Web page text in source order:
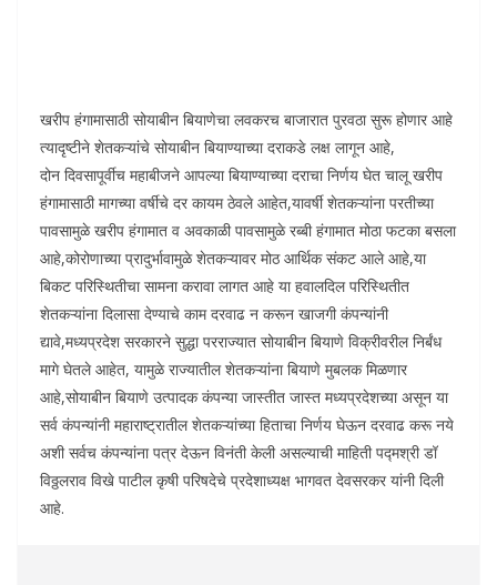
खरीप हंगामासाठी सोयाबीन बियाणेचा लवकरच बाजारात पुरवठा सुरू होणार आहे
त्यादृष्टीने शेतकऱ्यांचे सोयाबीन बियाण्याच्या दराकडे लक्ष लागून आहे,
दोन दिवसापूर्वीच महाबीजने आपल्या बियाण्याच्या दराचा निर्णय घेत चालू खरीप
हंगामासाठी मागच्या वर्षीचे दर कायम ठेवले आहेत,यावर्षी शेतकऱ्यांना परतीच्या
पावसामुळे खरीप हंगामात व अवकाळी पावसामुळे रब्बी हंगामात मोठा फटका बसला
आहे,कोरोणाच्या प्रादुर्भावामुळे शेतकऱ्यावर मोठ आर्थिक संकट आले आहे,या
बिकट परिस्थितीचा सामना करावा लागत आहे या हवालदिल परिस्थितीत
शेतकऱ्यांना दिलासा देण्याचे काम दरवाढ न करून खाजगी कंपन्यांनी
द्यावे,मध्यप्रदेश सरकारने सुद्धा परराज्यात सोयाबीन बियाणे विक्रीवरील निर्बंध
मागे घेतले आहेत, यामुळे राज्यातील शेतकऱ्यांना बियाणे मुबलक मिळणार
आहे,सोयाबीन बियाणे उत्पादक कंपन्या जास्तीत जास्त मध्यप्रदेशच्या असून या
सर्व कंपन्यांनी महाराष्ट्रातील शेतकऱ्यांच्या हिताचा निर्णय घेऊन दरवाढ करू नये
अशी सर्वच कंपन्यांना पत्र देऊन विनंती केली असल्याची माहिती पद्मश्री डॉ
विठ्ठलराव विखे पाटील कृषी परिषदेचे प्रदेशाध्यक्ष भागवत देवसरकर यांनी दिली
आहे.